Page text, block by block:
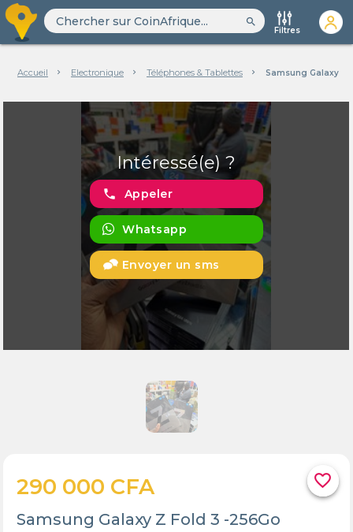
search
Filtres
Accueil Electronique Téléphones & Tablettes Samsung Galaxy Z
Intéressé(e) ?
phone Appeler
Whatsapp
Envoyer un sms
favorite_border
290 000 CFA
Samsung Galaxy Z Fold 3 -256Go